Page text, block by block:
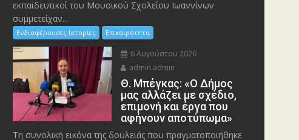
εκπαιδευτικοί του Μουσικού Σχολείου Ιωαννίνων
συμμετείχαν...
Ενδιαφέρουσες Ιστορίες Επικαιρότητα
6 Αυγούστου 2026
admin admin
Θ. Μπέγκας: «Ο Δήμος
μας αλλάζει με σχέδιο,
επιμονή και έργα που
αφήνουν αποτύπωμα»
Τη συνολική εικόνα της δουλειάς που πραγματοποιήθηκε